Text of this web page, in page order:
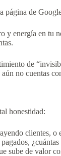
página de
energía en tu
de
no cuentas
honestidad:
clientes,
sube de valor